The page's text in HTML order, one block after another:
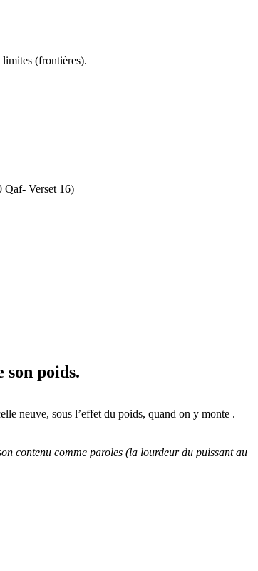
limites (frontières).
Qaf- Verset 16)
son poids.
neuve, sous l’effet du poids, quand on y monte .
contenu comme paroles (la lourdeur du puissant au